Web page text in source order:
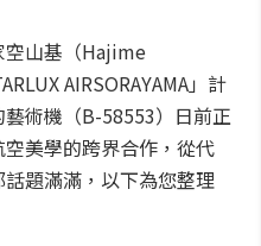
空山基（Hajime
AIRSORAYAMA」計
術機（B-58553）日前正
美學的跨界合作，從代
題滿滿，以下為您整理